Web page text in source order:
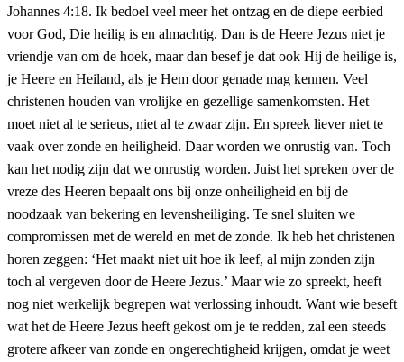
Johannes 4:18. Ik bedoel veel meer het ontzag en de diepe eerbied
voor God, Die heilig is en almachtig. Dan is de Heere Jezus niet je
vriendje van om de hoek, maar dan besef je dat ook Hij de heilige is,
je Heere en Heiland, als je Hem door genade mag kennen. Veel
christenen houden van vrolijke en gezellige samenkomsten. Het
moet niet al te serieus, niet al te zwaar zijn. En spreek liever niet te
vaak over zonde en heiligheid. Daar worden we onrustig van. Toch
kan het nodig zijn dat we onrustig worden. Juist het spreken over de
vreze des Heeren bepaalt ons bij onze onheiligheid en bij de
noodzaak van bekering en levensheiliging. Te snel sluiten we
compromissen met de wereld en met de zonde. Ik heb het christenen
horen zeggen: ‘Het maakt niet uit hoe ik leef, al mijn zonden zijn
toch al vergeven door de Heere Jezus.’ Maar wie zo spreekt, heeft
nog niet werkelijk begrepen wat verlossing inhoudt. Want wie beseft
wat het de Heere Jezus heeft gekost om je te redden, zal een steeds
grotere afkeer van zonde en ongerechtigheid krijgen, omdat je weet